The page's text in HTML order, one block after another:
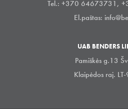
Tel.: +370 64673731,
El.paštas:
UAB BENDERS
Pamiškės g.13
Klaipėdos raj.